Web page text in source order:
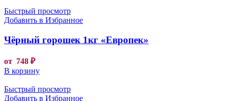
Быстрый просмотр
Добавить в Избранное
Чёрный горошек 1кг «Европек»
от 748 ₽
В корзину
Быстрый просмотр
Добавить в Избранное